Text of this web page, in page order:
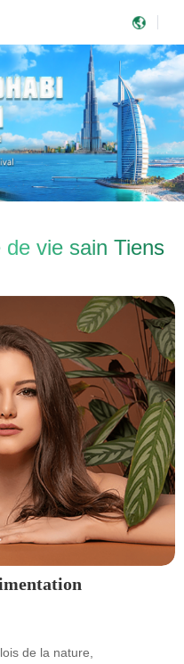
de vie sain Tiens
de la nature,